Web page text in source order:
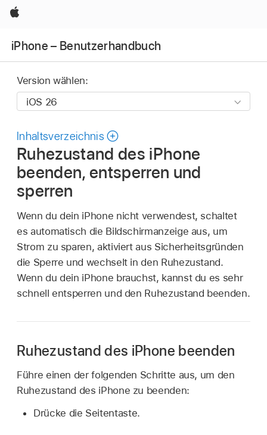
Apple
iPhone – Benutzerhandbuch
Version wählen:
Inhaltsverzeichnis
Ruhezustand des iPhone
beenden, entsperren und
sperren
Wenn du dein iPhone nicht verwendest, schaltet
es automatisch die Bildschirmanzeige aus, um
Strom zu sparen, aktiviert aus Sicherheitsgründen
die Sperre und wechselt in den Ruhezustand.
Wenn du dein iPhone brauchst, kannst du es sehr
schnell entsperren und den Ruhezustand beenden.
Ruhezustand des iPhone beenden
Führe einen der folgenden Schritte aus, um den
Ruhezustand des iPhone zu beenden:
Drücke die Seitentaste.